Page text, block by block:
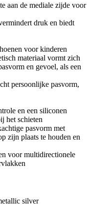
aan de mediale zijde voor
druk en biedt
voor kinderen
materiaal vormt zich
en gevoel, als een
persoonlijke pasvorm,
en een siliconen
het schieten
pasvorm met
zijn plaats te houden en
voor multidirectionele
silver